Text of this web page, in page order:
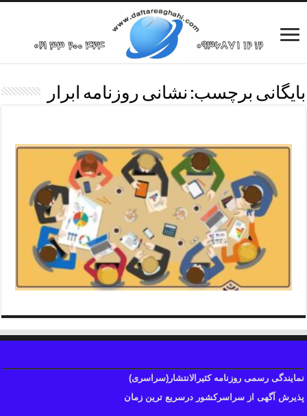
بایگانی برچسب: نشانی روزنامه ابرار
نمایندگی رسمی روزنامه کثیرالانتشار(سراسری)
پذیرش آگهی از سراسرکشور درسریع ترین زمان